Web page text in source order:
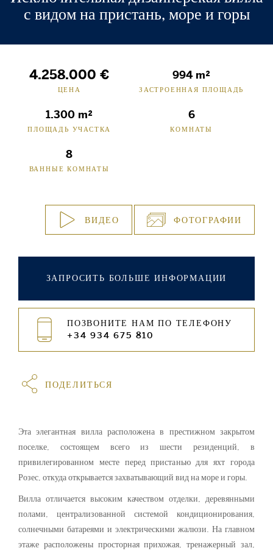
с видом на пристань, море и горы
4.258.000 €
ЦЕНА
994 m²
ЗАСТРОЕННАЯ ПЛОЩАДЬ
1.300 m²
ПЛОЩАДЬ УЧАСТКА
6
КОМНАТЫ
8
ВАННЫЕ КОМНАТЫ
ВИДЕО ФОТОГРАФИИ
ЗАПРОСИТЬ БОЛЬШЕ ИНФОРМАЦИИ
ПОЗВОНИТЕ НАМ ПО ТЕЛЕФОНУ
+34 934 675 810
ПОДЕЛИТЬСЯ
Эта элегантная вилла расположена в престижном закрытом
поселке, состоящем всего из шести резиденций, в
привилегированном месте перед пристанью для яхт города
Розес, откуда открывается захватывающий вид на море и горы.
Вилла отличается высоким качеством отделки, деревянными
полами, централизованной системой кондиционирования,
солнечными батареями и электрическими жалюзи. На главном
этаже расположены просторная прихожая, тренажерный зал,